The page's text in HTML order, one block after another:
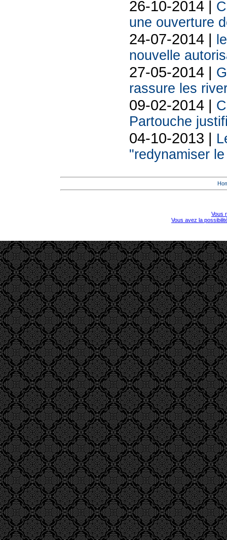
26-10-2014 |
une ouverture
24-07-2014 |
nouvelle
27-05-2014 |
rassure les
09-02-2014 |
Partouche
04-10-2013 |
"redynamiser
Vous
Vous avez la